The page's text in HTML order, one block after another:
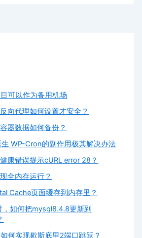
可以作为备用机场
向代理如何设置才安全？
器数据如何备份？
WP-Cron的副作用极其解决办法
康错误提示cURL error 28？
全内存运行？
Cache页面缓存到内存里？
，如何把mysql8.4.8更新到
何实现歇斯底里2端口跳跃？